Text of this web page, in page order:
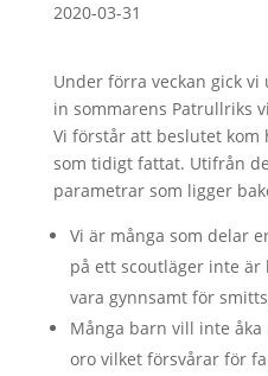
2020-03-31
Under förra veckan gick
in sommarens Patrullriks
Vi förstår att beslutet kom
som tidigt fattat. Utifrån
parametrar som ligger
Vi är många som delar
på ett scoutläger inte
vara gynnsamt för
Många barn vill inte
oro vilket försvårar för